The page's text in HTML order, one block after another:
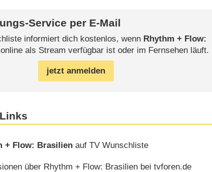
Service per E-Mail
informiert dich kostenlos, wenn Rhythm + Flow:
als Stream verfügbar ist oder im Fernsehen läuft.
jetzt anmelden
+ Flow: Brasilien auf TV Wunschliste
über Rhythm + Flow: Brasilien bei tvforen.de